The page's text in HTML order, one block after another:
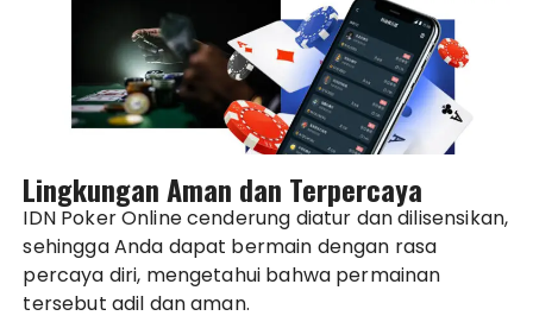
Lingkungan Aman dan Terpercaya
IDN Poker Online cenderung diatur dan dilisensikan,
sehingga Anda dapat bermain dengan rasa
percaya diri, mengetahui bahwa permainan
tersebut adil dan aman.